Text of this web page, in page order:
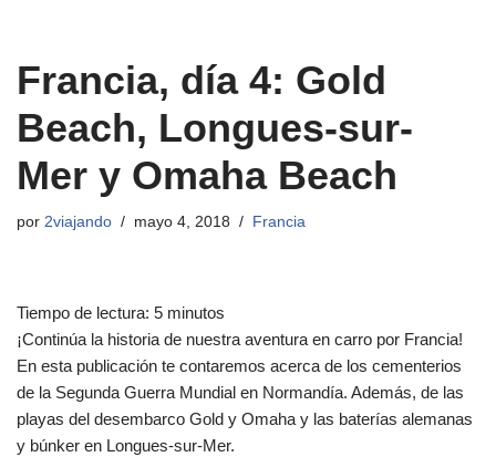
Francia, día 4: Gold
Beach, Longues-sur-
Mer y Omaha Beach
por 2viajando mayo 4, 2018 Francia
Tiempo de lectura: 5 minutos
¡Continúa la historia de nuestra aventura en carro por Francia!
En esta publicación te contaremos acerca de los cementerios
de la Segunda Guerra Mundial en Normandía. Además, de las
playas del desembarco Gold y Omaha y las baterías alemanas
y búnker en Longues-sur-Mer.